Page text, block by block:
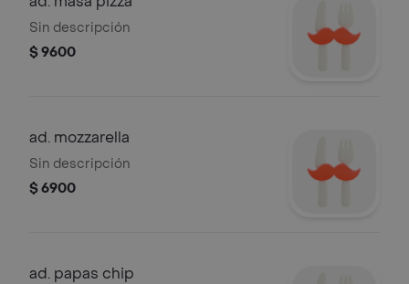
Sin descripción
$ 9600
ad. mozzarella
Sin descripción
$ 6900
ad. papas chip